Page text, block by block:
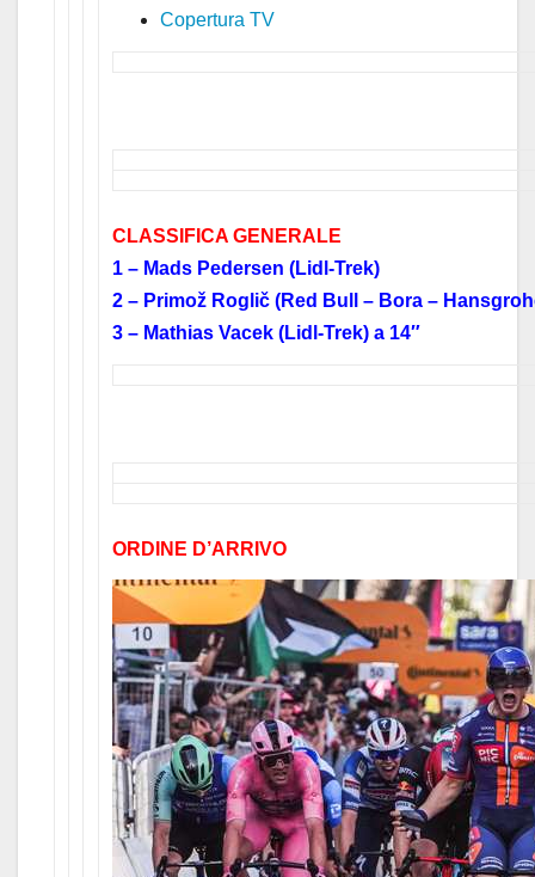
Copertura TV
CLASSIFICA GENERALE
1 – Mads Pedersen (Lidl-Trek)
2 – Primož Roglič (Red Bull – Bora –
3 – Mathias Vacek (Lidl-Trek) a 14″
ORDINE D’ARRIVO